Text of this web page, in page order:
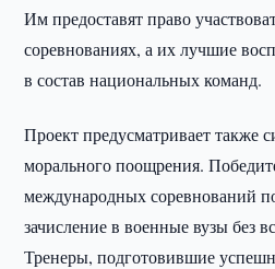
Им предоставят право
соревнованиях, а их лучшие
в состав национальных команд.
Проект предусматривает также
морального поощрения.
международных соревнований
зачисление в военные вузы без
Тренеры, подготовившие